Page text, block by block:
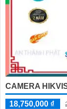
CAMERA
18,750,000 ₫